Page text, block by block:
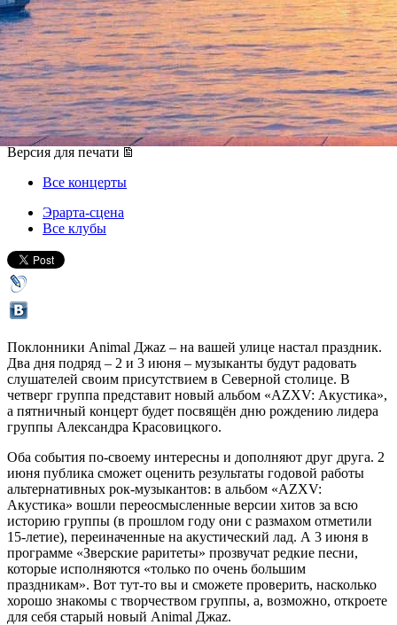
Animal Джаz споет старые-
новые хиты и «зверские
раритеты»
02 июня 2016, четверг,20.00-03 июня 2016, пятница
Версия для печати
Все концерты
Эрарта-сцена
Все клубы
Поклонники Animal Джаz – на вашей улице настал праздник.
Два дня подряд – 2 и 3 июня – музыканты будут радовать
слушателей своим присутствием в Северной столице. В
четверг группа представит новый альбом «AZXV: Акустика»,
а пятничный концерт будет посвящён дню рождению лидера
группы Александра Красовицкого.
Оба события по-своему интересны и дополняют друг друга. 2
июня публика сможет оценить результаты годовой работы
альтернативных рок-музыкантов: в альбом «AZXV:
Акустика» вошли переосмысленные версии хитов за всю
историю группы (в прошлом году они с размахом отметили
15-летие), переиначенные на акустический лад. А 3 июня в
программе «Зверские раритеты» прозвучат редкие песни,
которые исполняются «только по очень большим
праздникам». Вот тут-то вы и сможете проверить, насколько
хорошо знакомы с творчеством группы, а, возможно, откроете
для себя старый новый Animal Джаz.